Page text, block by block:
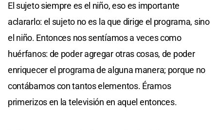
El sujeto siempre es el niño, eso es importante
aclararlo: el sujeto no es la que dirige el programa, sino
el niño. Entonces nos sentíamos a veces como
huérfanos: de poder agregar otras cosas, de poder
enriquecer el programa de alguna manera; porque no
contábamos con tantos elementos. Éramos
primerizos en la televisión en aquel entonces.